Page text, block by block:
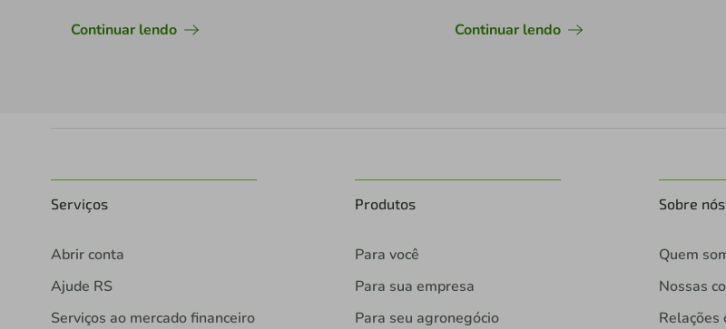
Continuar lendo
nova fase da campanha da marca.
Continuar lendo
Serviços
Abrir conta
Ajude RS
Serviços ao mercado financeiro
Produtos
Para você
Para sua empresa
Para seu agronegócio
Sobre nós
Quem
Nossas
Relações